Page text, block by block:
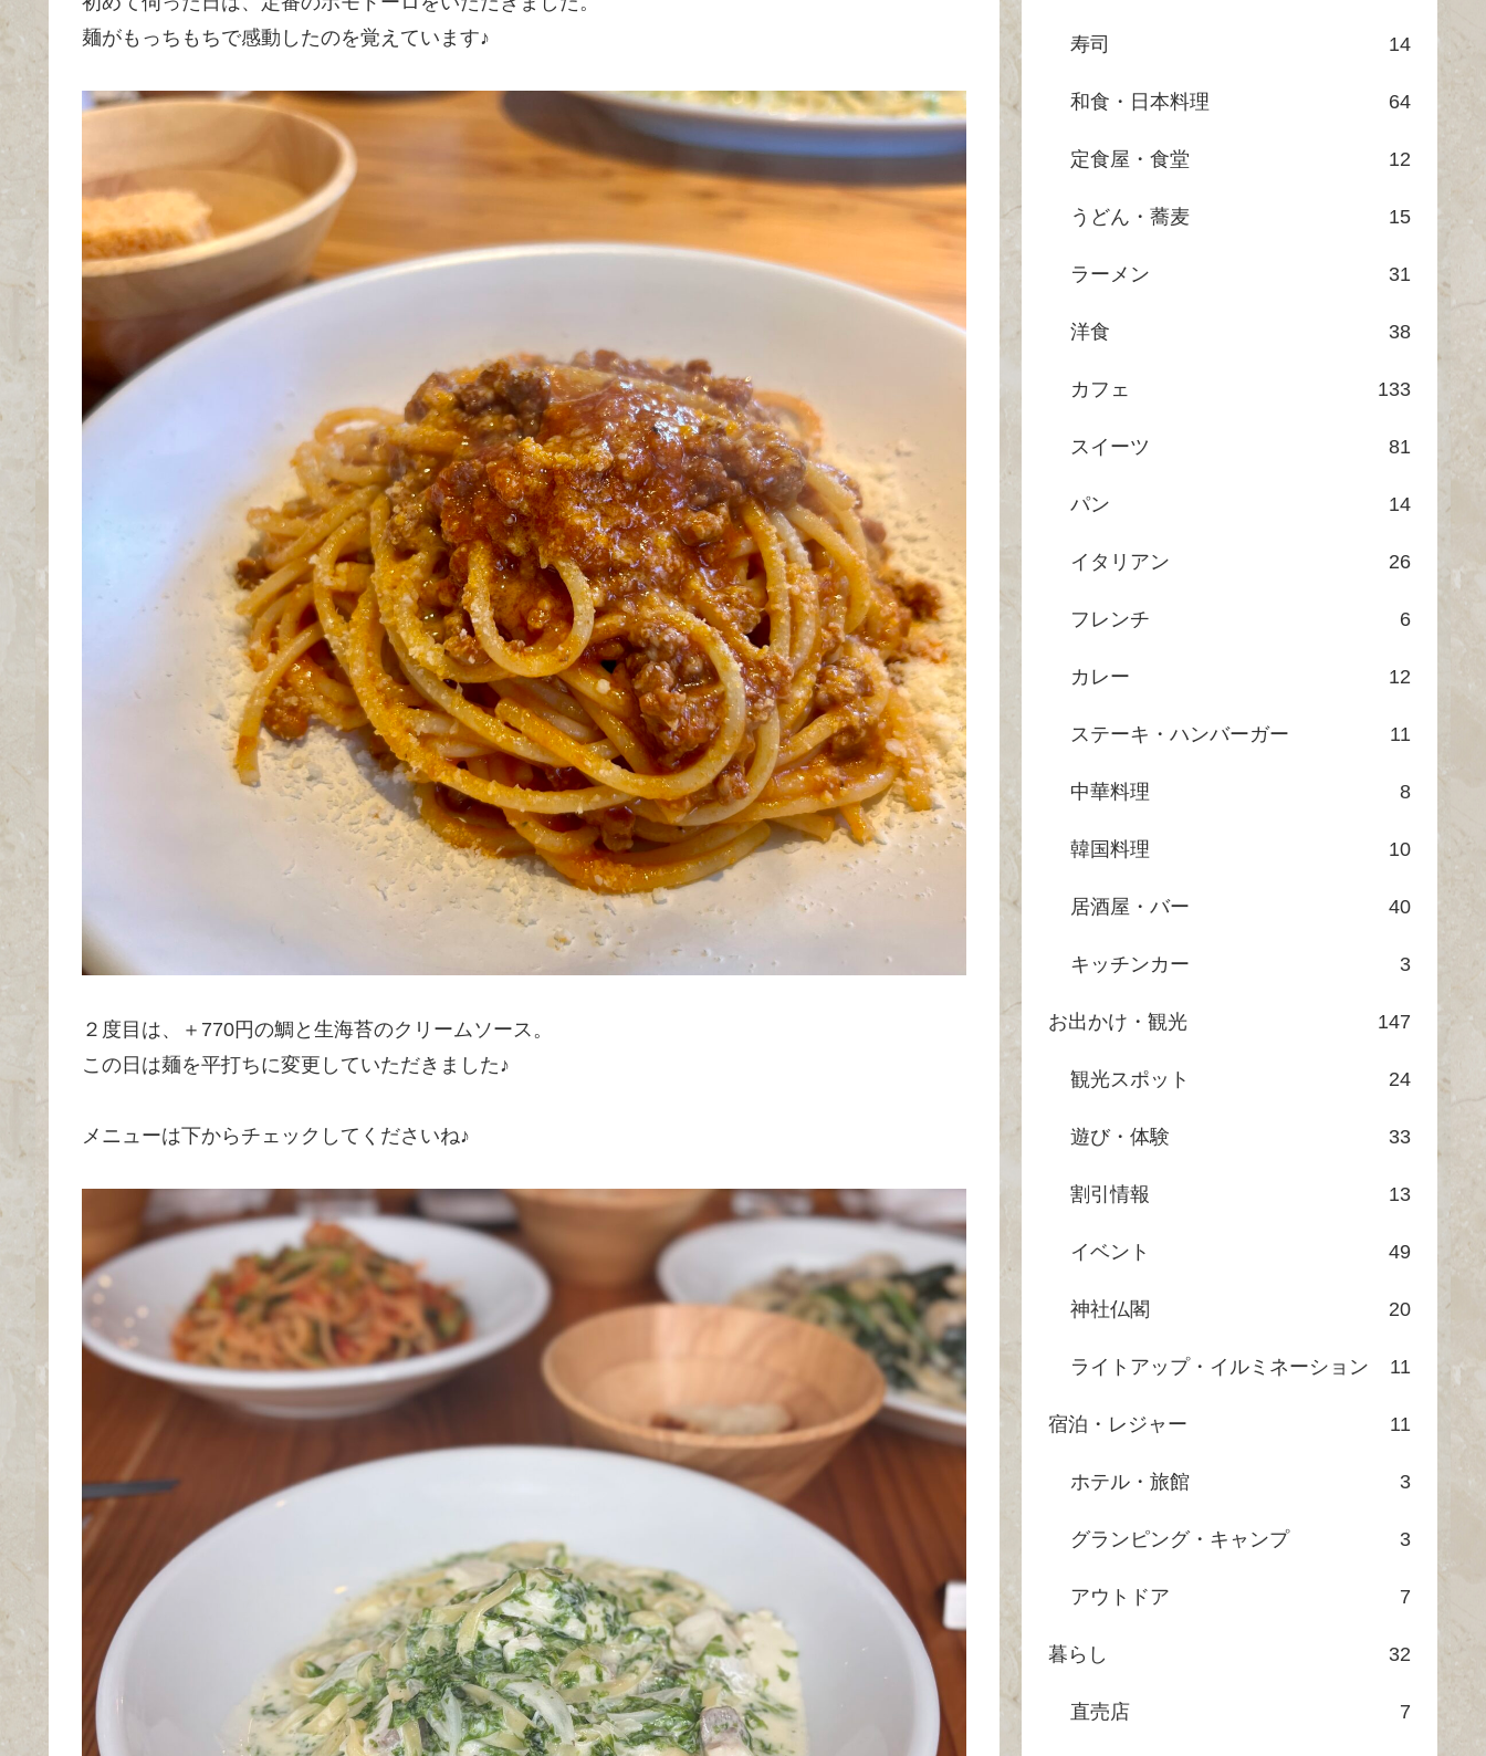
麺がもっちもちで感動したのを覚えています♪
２度目は、＋770円の鯛と生海苔のクリームソース。
この日は麺を平打ちに変更していただきました♪
メニューは下からチェックしてくださいね♪
寿司 14
和食・日本料理 64
定食屋・食堂 12
うどん・蕎麦 15
ラーメン 31
洋食 38
カフェ 133
スイーツ 81
パン 14
イタリアン 26
フレンチ 6
カレー 12
ステーキ・ハンバーガー 11
中華料理 8
韓国料理 10
居酒屋・バー 40
キッチンカー 3
お出かけ・観光 147
観光スポット 24
遊び・体験 33
割引情報 13
イベント 49
神社仏閣 20
ライトアップ・イルミネーション 11
宿泊・レジャー 11
ホテル・旅館 3
グランピング・キャンプ 3
アウトドア 7
暮らし 32
直売店 7